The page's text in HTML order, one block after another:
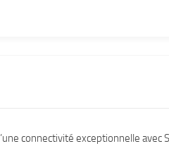
connectivité exceptionnelle avec